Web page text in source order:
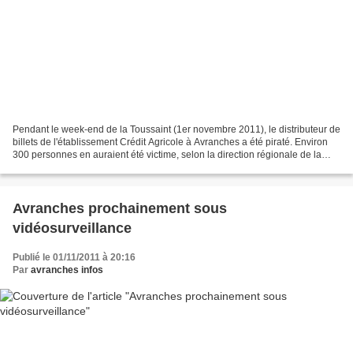
Pendant le week-end de la Toussaint (1er novembre 2011), le distributeur de
billets de l'établissement Crédit Agricole à Avranches a été piraté. Environ
300 personnes en auraient été victime, selon la direction régionale de la
Avranches prochainement sous
vidéosurveillance
Publié le 01/11/2011 à 20:16
Par avranches infos